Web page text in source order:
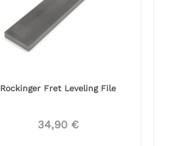
Rockinger Fret Leveling File
34,90 €